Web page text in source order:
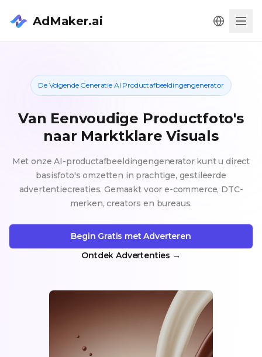
AdMaker.ai
De Volgende Generatie AI Productafbeeldingengenerator
Van Eenvoudige Productfoto's
naar Marktklare Visuals
Met onze AI-productafbeeldingengenerator kunt u direct
basisfoto's omzetten in prachtige, gestileerde
advertentiecreaties. Gemaakt voor e-commerce, DTC-
merken, creators en bureaus.
Begin Gratis met Adverteren
Ontdek Advertenties →